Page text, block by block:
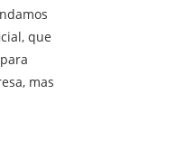
que
mas